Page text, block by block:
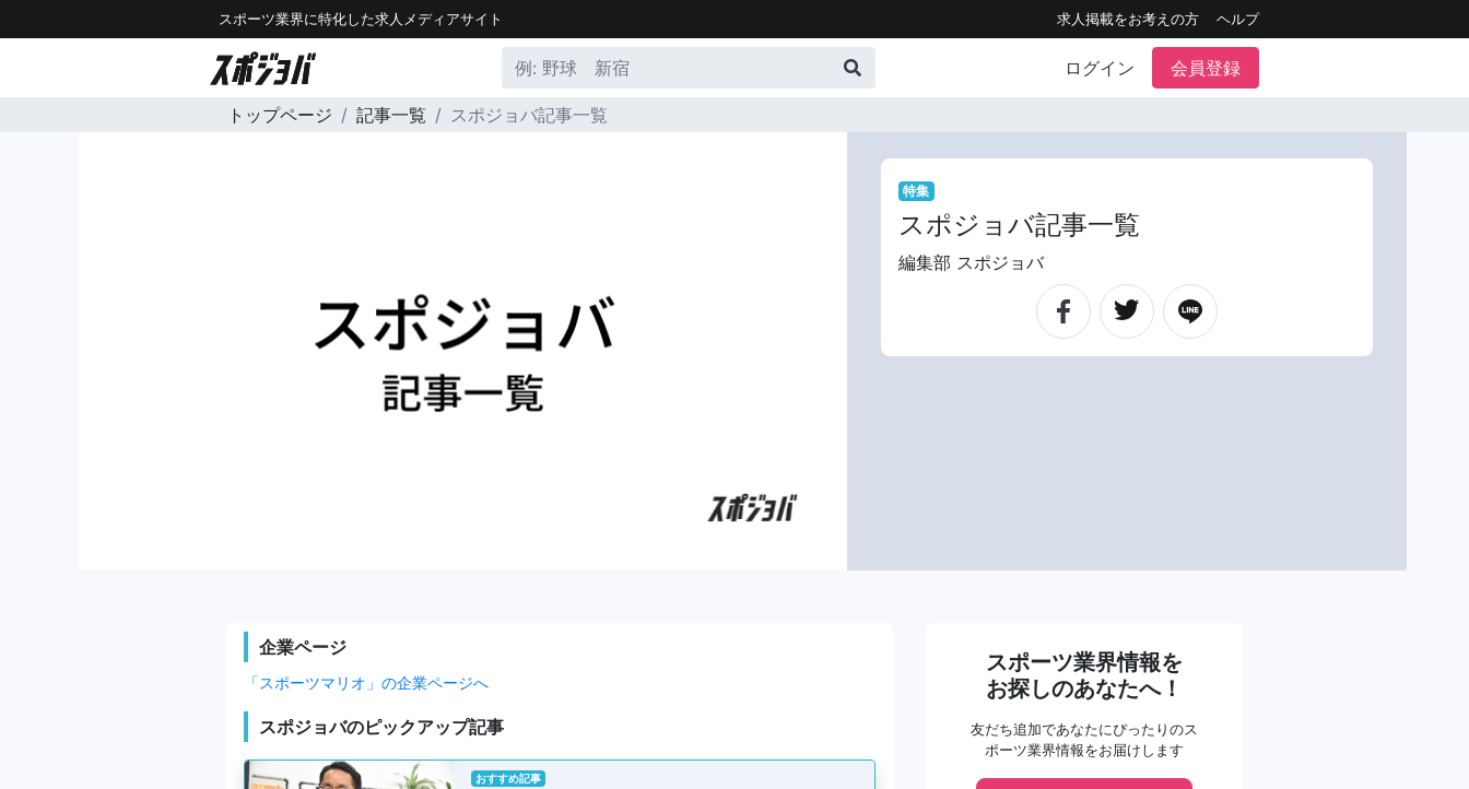
スポーツ業界に特化した求人メディアサイト 求人掲載をお考えの方 ヘルプ
ログイン 会員登録
トップページ 記事一覧 スポジョバ記事一覧
特集
スポジョバ記事一覧
編集部 スポジョバ
企業ページ
「スポーツマリオ」の企業ページへ
スポジョバのピックアップ記事
おすすめ記事
スポーツ業界情報を
お探しのあなたへ！
友だち追加であなたにぴったりのス
ポーツ業界情報をお届けします